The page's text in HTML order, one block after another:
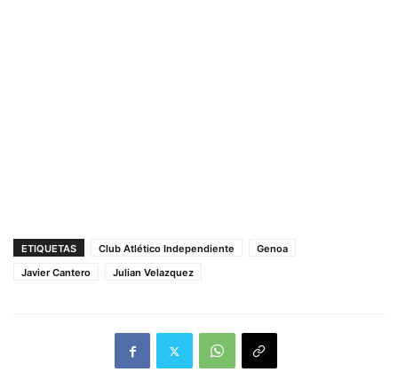
ETIQUETAS Club Atlético Independiente
Genoa
Javier Cantero
Julian Velazquez